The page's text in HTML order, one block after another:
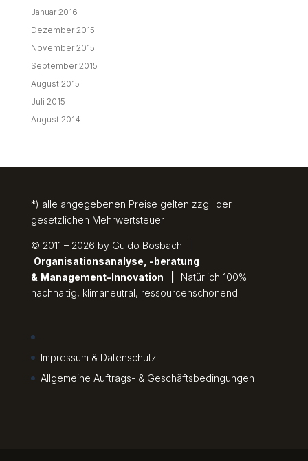
Januar 2016
Dezember 2015
November 2015
September 2015
August 2015
Juli 2015
August 2014
*) alle angegebenen Preise gelten zzgl. der
gesetzlichen Mehrwertsteuer
© 2011 – 2026 by Guido Bosbach |
Organisationsanalyse, -beratung
& Management-Innovation
Natürlich 100%
nachhaltig, klimaneutral, ressourcenschonend
Impressum & Datenschutz
Allgemeine Auftrags- & Geschäftsbedingungen